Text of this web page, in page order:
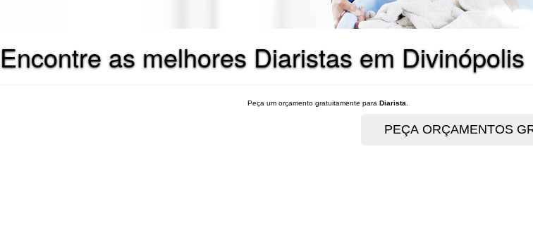
Encontre as melhores Diaristas em Divinópolis
Peça um orçamento gratuitamente para Diarista